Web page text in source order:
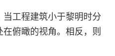
工程建筑小于黎明时分
俯瞰的视角。相反，则